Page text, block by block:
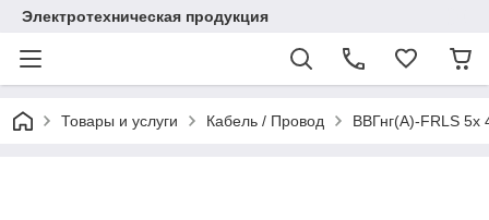
Электротехническая продукция
Товары и услуги Кабель / Провод ВВГнг(А)-FRLS